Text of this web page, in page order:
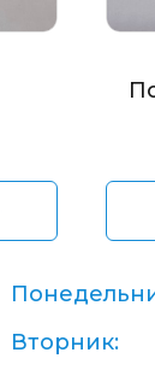
Вторник: